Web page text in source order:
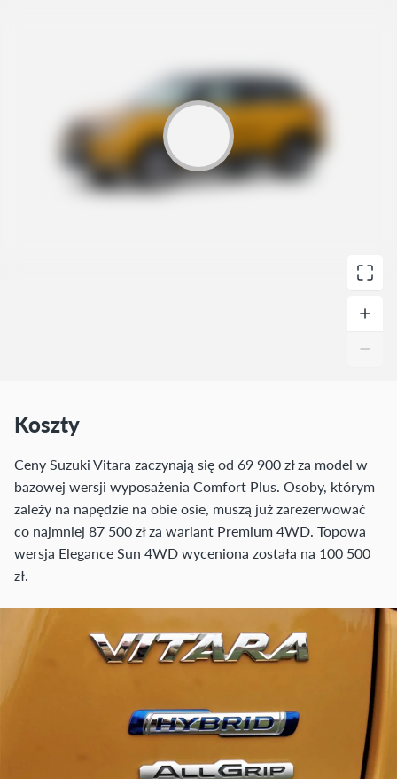
Koszty
Ceny Suzuki Vitara zaczynają się od 69 900 zł za model w
bazowej wersji wyposażenia Comfort Plus. Osoby, którym
zależy na napędzie na obie osie, muszą już zarezerwować
co najmniej 87 500 zł za wariant Premium 4WD. Topowa
wersja Elegance Sun 4WD wyceniona została na 100 500
zł.